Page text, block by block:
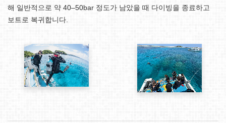
해 일반적으로 약 40–50bar 정도가 남았을 때 다이빙을 종료하고
보트로 복귀합니다.